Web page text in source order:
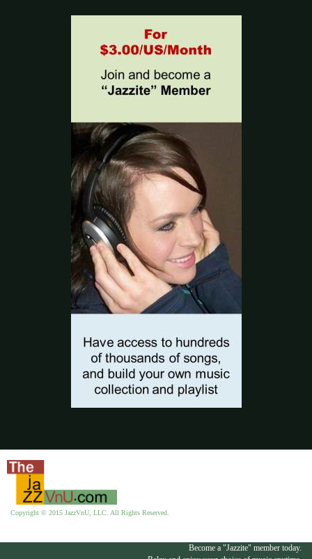
Copyright © 2015 JazzVnU, LLC. All Rights Reserved.
Become a "Jazzite" member today.